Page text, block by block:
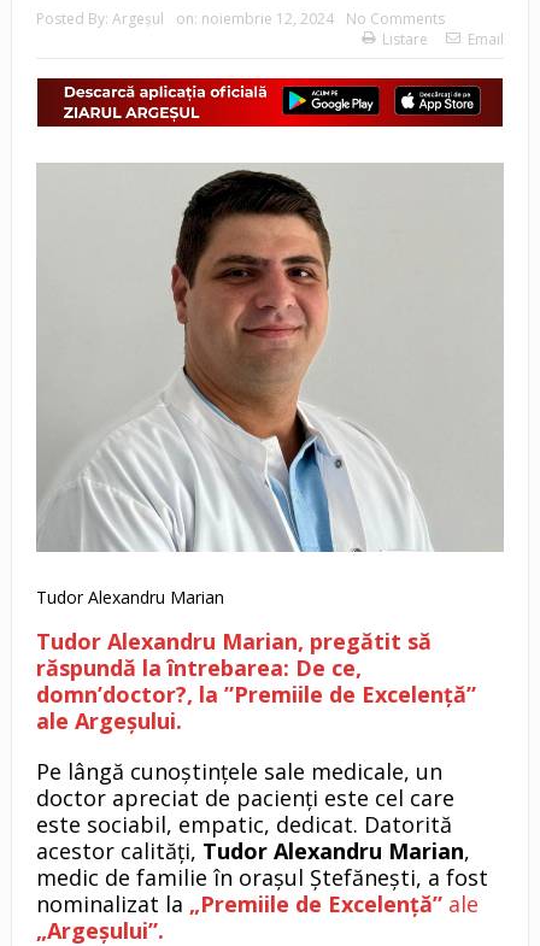
Posted By: Argeşul on: noiembrie 12, 2024
No Comments
Listare
Email
Tudor Alexandru Marian
Tudor Alexandru Marian, pregătit să
răspundă la întrebarea: De ce,
domn’doctor?, la ”Premiile de Excelență”
ale Argeșului.
Pe lângă cunoștințele sale medicale, un
doctor apreciat de pacienți este cel care
este sociabil, empatic, dedicat. Datorită
acestor calități, Tudor Alexandru Marian,
medic de familie în orașul Ștefănești, a fost
nominalizat la „Premiile de Excelență” ale
„Argeșului”.